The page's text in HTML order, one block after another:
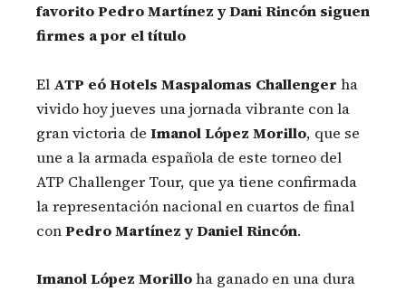
favorito Pedro Martínez y Dani Rincón siguen
firmes a por el título
El ATP eó Hotels Maspalomas Challenger ha
vivido hoy jueves una jornada vibrante con la
gran victoria de Imanol López Morillo, que se
une a la armada española de este torneo del
ATP Challenger Tour, que ya tiene confirmada
la representación nacional en cuartos de final
conPedro Martínez y Daniel Rincón.
Imanol López Morilloha ganado en una dura